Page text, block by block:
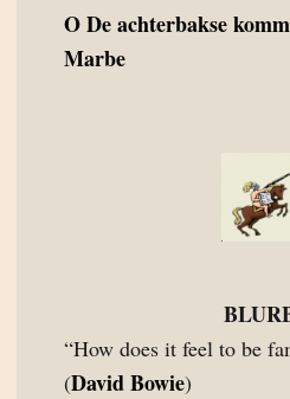
ODe achterbakse
Marbe
“How does it feel to be
(David Bowie)